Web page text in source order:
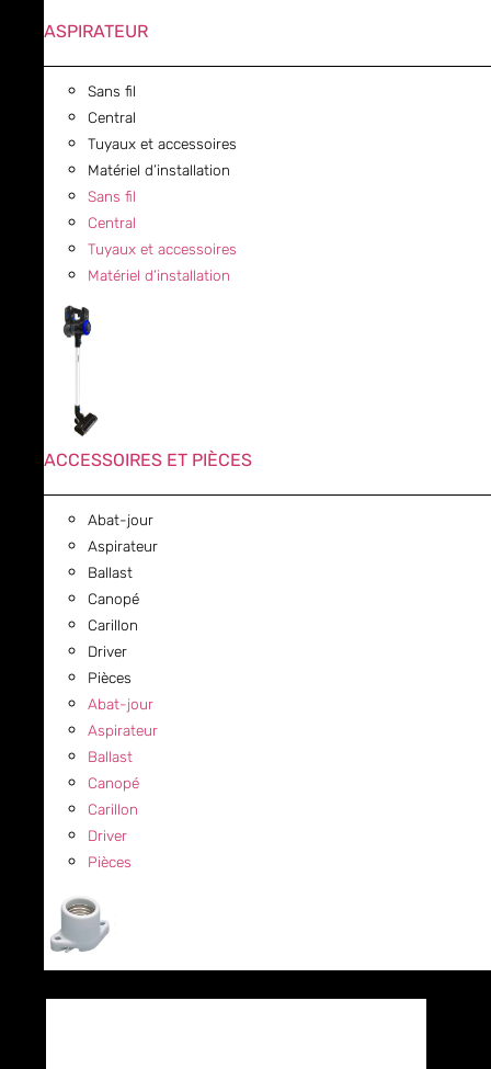
ASPIRATEUR
Sans fil
Central
Tuyaux et accessoires
Matériel d’installation
Sans fil
Central
Tuyaux et accessoires
Matériel d’installation
ACCESSOIRES ET PIÈCES
Abat-jour
Aspirateur
Ballast
Canopé
Carillon
Driver
Pièces
Abat-jour
Aspirateur
Ballast
Canopé
Carillon
Driver
Pièces